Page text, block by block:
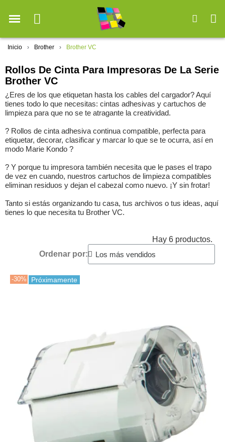
Inicio Brother Brother VC
Rollos De Cinta Para Impresoras De La Serie
Brother VC
¿Eres de los que etiquetan hasta los cables del cargador? Aquí
tienes todo lo que necesitas: cintas adhesivas y cartuchos de
limpieza para que no se te atragante la creatividad.
? Rollos de cinta adhesiva continua compatible, perfecta para
etiquetar, decorar, clasificar y marcar lo que se te ocurra, así en
modo Marie Kondo ?
? Y porque tu impresora también necesita que le pases el trapo
de vez en cuando, nuestros cartuchos de limpieza compatibles
eliminan residuos y dejan el cabezal como nuevo. ¡Y sin frotar!
Tanto si estás organizando tu casa, tus archivos o tus ideas, aquí
tienes lo que necesita tu Brother VC.
Hay 6 productos.
Ordenar por:
-30% Próximamente